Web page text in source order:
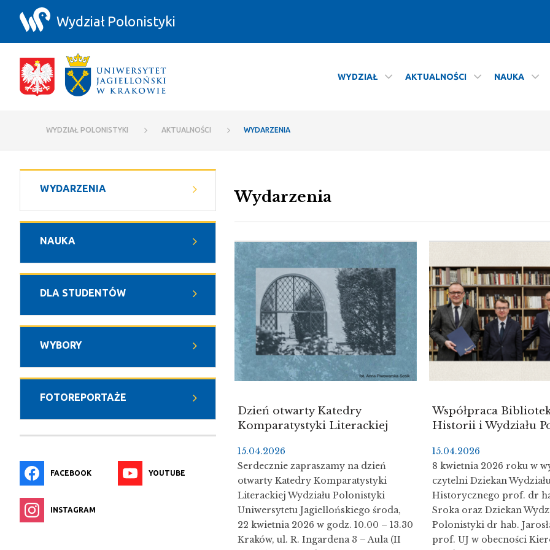
Przejdź do zawartości
Wydział Polonistyki
WYDZIAŁ AKTUALNOŚCI NAUKA
WYDZIAŁ POLONISTYKI AKTUALNOŚCI WYDARZENIA
WYDARZENIA
NAUKA
DLA STUDENTÓW
WYBORY
FOTOREPORTAŻE
FACEBOOK YOUTUBE
INSTAGRAM
Wydarzenia
Dzień otwarty Katedry
Komparatystyki Literackiej
15.04.2026
Serdecznie zapraszamy na dzień
otwarty Katedry Komparatystyki
Literackiej Wydziału Polonistyki
Uniwersytetu Jagiellońskiego środa,
22 kwietnia 2026 w godz. 10.00 – 13.30
Kraków, ul. R. Ingardena 3 – Aula (II
Współpraca
Historii i Wydziału
15.04.2026
8 kwietnia 2026 roku w
czytelni Dziekan
Historycznego prof. dr
Sroka oraz Dziekan
Polonistyki dr hab.
prof. UJ w obecności